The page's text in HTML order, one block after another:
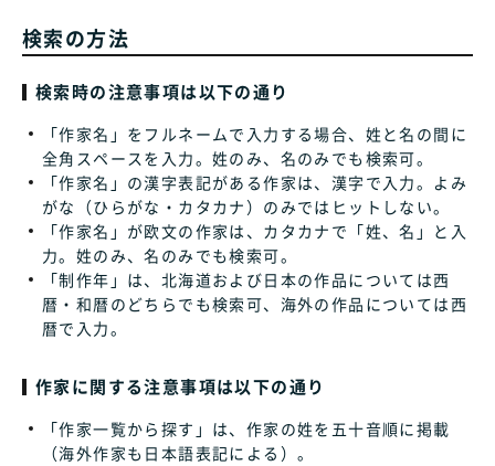
検索の方法
検索時の注意事項は以下の通り
「作家名」をフルネームで入力する場合、姓と名の間に
全角スペースを入力。姓のみ、名のみでも検索可。
「作家名」の漢字表記がある作家は、漢字で入力。よみ
がな（ひらがな・カタカナ）のみではヒットしない。
「作家名」が欧文の作家は、カタカナで「姓、名」と入
力。姓のみ、名のみでも検索可。
「制作年」は、北海道および日本の作品については西
暦・和暦のどちらでも検索可、海外の作品については西
暦で入力。
作家に関する注意事項は以下の通り
「作家一覧から探す」は、作家の姓を五十音順に掲載
（海外作家も日本語表記による）。